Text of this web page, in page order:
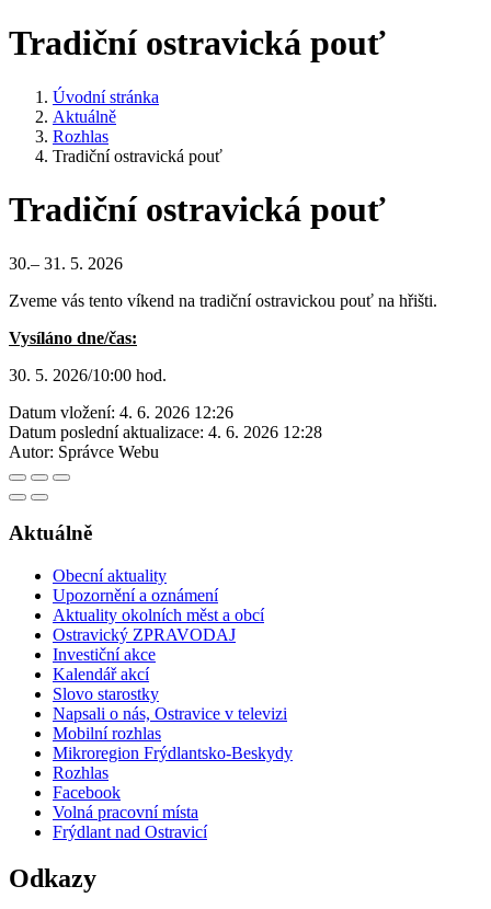
Tradiční ostravická pouť
Úvodní stránka
Aktuálně
Rozhlas
Tradiční ostravická pouť
Tradiční ostravická pouť
30.– 31. 5. 2026
Zveme vás tento víkend na tradiční ostravickou pouť na hřišti.
Vysíláno dne/čas:
30. 5. 2026/10:00 hod.
Datum vložení: 4. 6. 2026 12:26
Datum poslední aktualizace: 4. 6. 2026 12:28
Autor: Správce Webu
Aktuálně
Obecní aktuality
Upozornění a oznámení
Aktuality okolních měst a obcí
Ostravický ZPRAVODAJ
Investiční akce
Kalendář akcí
Slovo starostky
Napsali o nás, Ostravice v televizi
Mobilní rozhlas
Mikroregion Frýdlantsko-Beskydy
Rozhlas
Facebook
Volná pracovní místa
Frýdlant nad Ostravicí
Odkazy